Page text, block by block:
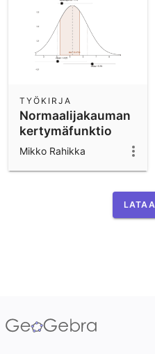
Normaalijakauman
kertymäfunktio
TYÖKIRJA
Mikko Rahikka